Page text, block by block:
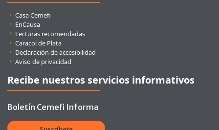
Enlaces rápidos
Casa Cemefi
EnCausa
Lecturas recomendadas
Caracol de Plata
Declaración de accesibilidad
Aviso de privacidad
Recibe nuestros servicios informativos
Boletín Cemefi Informa